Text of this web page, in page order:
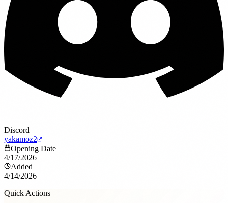
Discord
yakamoz2
Opening Date
4/17/2026
Added
4/14/2026
Quick Actions